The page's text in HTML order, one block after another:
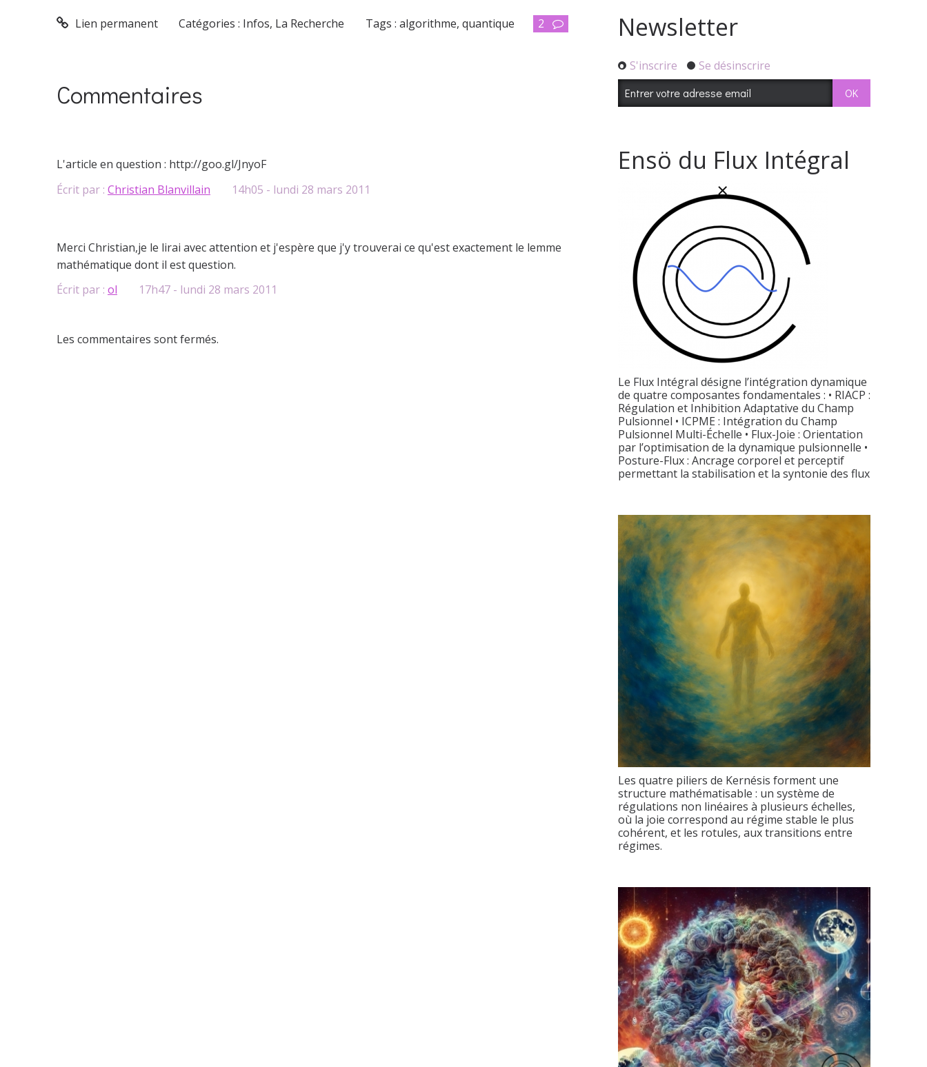
Lien permanent Catégories : Infos, La Recherche Tags :algorithme,quantique 2
Commentaires
L'article en question : http://goo.gl/JnyoF
Écrit par : Christian Blanvillain 14h05 - lundi 28 mars 2011
Merci Christian,je le lirai avec attention et j'espère que j'y trouverai ce qu'est exactement le lemme
mathématique dont il est question.
Écrit par : ol 17h47- lundi 28 mars 2011
Les commentaires sont fermés.
Newsletter
S'inscrire Se désinscrire
Ensö du Flux Intégral
Le Flux Intégral désigne l’intégration dynamique
de quatre composantes fondamentales : • RIACP :
Régulation et Inhibition Adaptative du Champ
Pulsionnel • ICPME : Intégration du Champ
Pulsionnel Multi-Échelle • Flux-Joie : Orientation
par l’optimisation de la dynamique pulsionnelle •
Posture-Flux : Ancrage corporel et perceptif
permettant la stabilisation et la syntonie des flux
Les quatre piliers de Kernésis forment une
structure mathématisable : un système de
régulations non linéaires à plusieurs échelles,
où la joie correspond au régime stable le plus
cohérent, et les rotules, aux transitions entre
régimes.